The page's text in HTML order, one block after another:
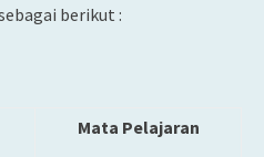
berikut :
Mata Pelajaran